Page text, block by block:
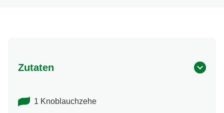
Zutaten
1 Knoblauchzehe